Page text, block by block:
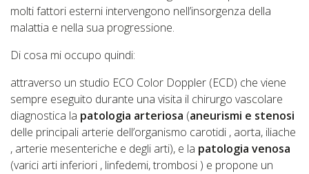
molti fattori esterni intervengono nell’insorgenza della
malattia e nella sua progressione.
Di cosa mi occupo quindi:
attraverso un studio ECO Color Doppler (ECD) che viene
sempre eseguito durante una visita il chirurgo vascolare
diagnostica la patologia arteriosa (aneurismi e stenosi
delle principali arterie dell’organismo carotidi , aorta, iliache
, arterie mesenteriche e degli arti), e la patologia venosa
(varici arti inferiori , linfedemi, trombosi ) e propone un